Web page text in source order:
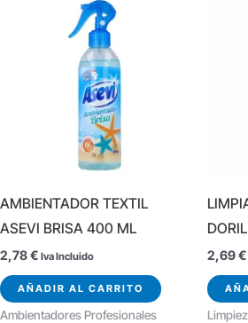
AMBIENTADOR TEXTIL
ASEVI BRISA 400 ML
2,78€ Iva Incluido
AÑADIR AL CARRITO
Ambientadores Profesionales
2,69€